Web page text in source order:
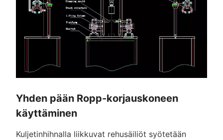
Yhden pään Ropp-korjauskoneen
käyttäminen
Kuljetinhihnalla liikkuvat rehusäiliöt syötetään